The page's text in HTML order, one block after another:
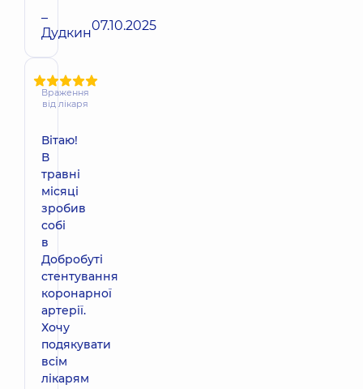
–
Дудкин07.10.2025
Враження
від лікаря
Вітаю!
В
травні
місяці
зробив
собі
в
Добробуті
стентування
коронарної
артерії.
Хочу
подякувати
всім
лікарям